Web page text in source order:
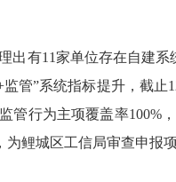
11家单位存在自建系
管”系统指标提升，截止
行为主项覆盖率100%
鲤城区工信局审查申报